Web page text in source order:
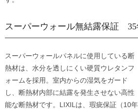
スーパーウォール無結露保証 35
スーパーウォールパネルに使用している断
熱材は、水分を透しにくい硬質ウレタンフ
ォームを採用。室内からの湿気をガード
し、断熱材内部に結露を発生させない高性
能な断熱材です。LIXILは、瑕疵保証（10年